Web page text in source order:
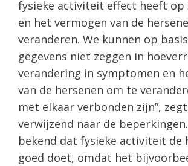
fysieke activiteit effect heeft op
en het vermogen van de
veranderen. We kunnen op
gegevens niet zeggen in
verandering in symptomen en
van de hersenen om te
met elkaar verbonden zijn”,
verwijzend naar de
bekend dat fysieke activiteit de
goed doet, omdat het